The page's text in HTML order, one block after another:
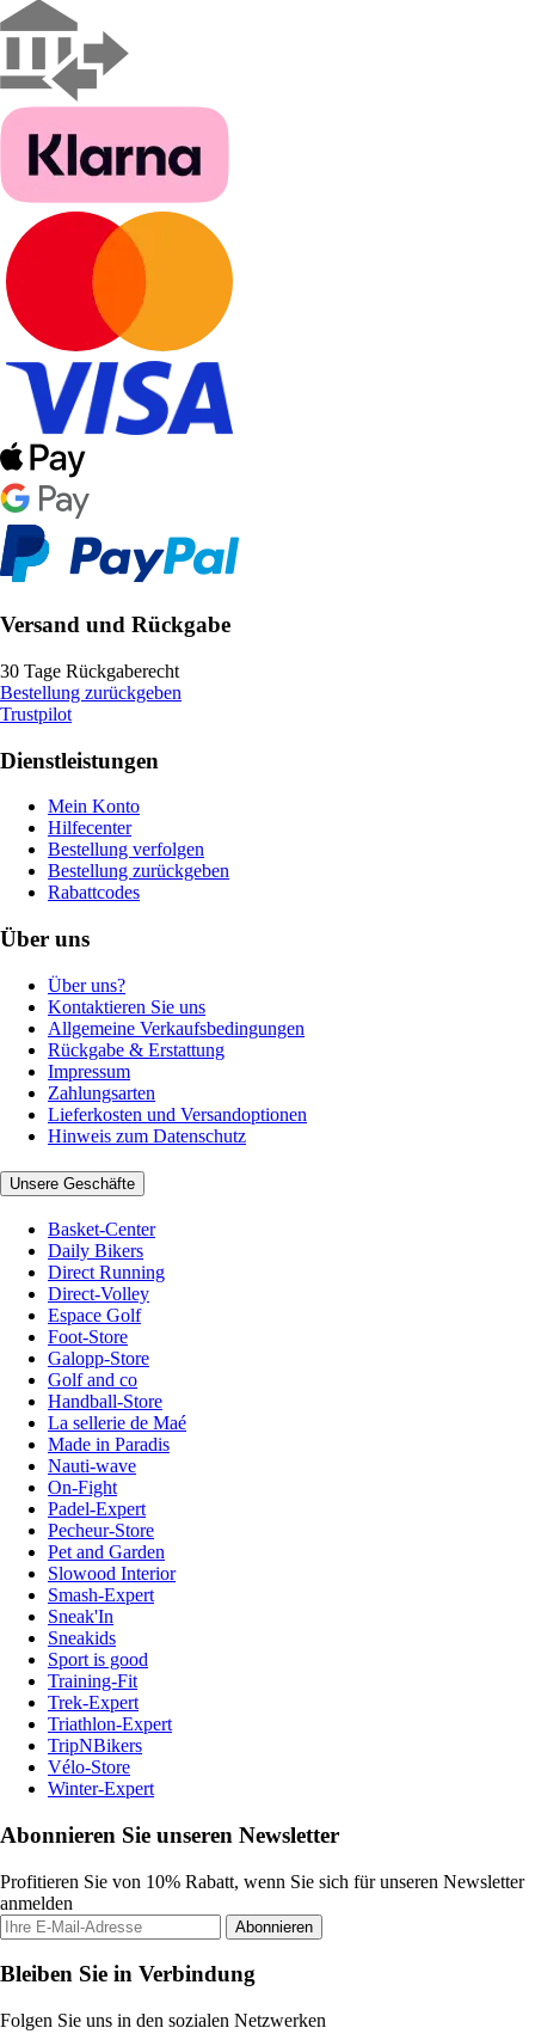
Versand und Rückgabe
30 Tage Rückgaberecht
Bestellung zurückgeben
Trustpilot
Dienstleistungen
Mein Konto
Hilfecenter
Bestellung verfolgen
Bestellung zurückgeben
Rabattcodes
Über uns
Über uns?
Kontaktieren Sie uns
Allgemeine Verkaufsbedingungen
Rückgabe & Erstattung
Impressum
Zahlungsarten
Lieferkosten und Versandoptionen
Hinweis zum Datenschutz
Unsere Geschäfte
Basket-Center
Daily Bikers
Direct Running
Direct-Volley
Espace Golf
Foot-Store
Galopp-Store
Golf and co
Handball-Store
La sellerie de Maé
Made in Paradis
Nauti-wave
On-Fight
Padel-Expert
Pecheur-Store
Pet and Garden
Slowood Interior
Smash-Expert
Sneak'In
Sneakids
Sport is good
Training-Fit
Trek-Expert
Triathlon-Expert
TripNBikers
Vélo-Store
Winter-Expert
Abonnieren Sie unseren Newsletter
Profitieren Sie von 10% Rabatt, wenn Sie sich für unseren Newsletter
anmelden
Abonnieren
Bleiben Sie in Verbindung
Folgen Sie uns in den sozialen Netzwerken